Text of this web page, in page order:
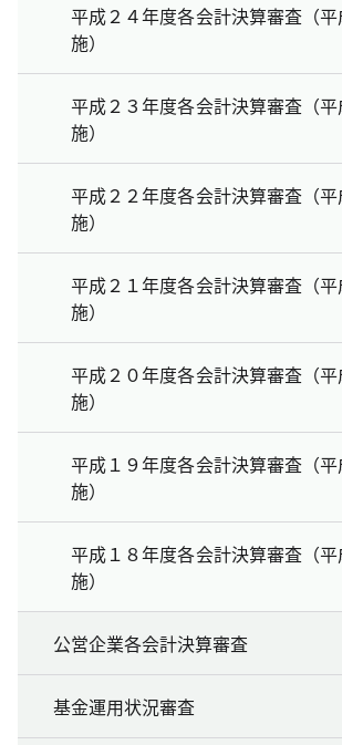
平成２４年度各会計決算審査（
施）
平成２３年度各会計決算審査（
施）
平成２２年度各会計決算審査（
施）
平成２１年度各会計決算審査（
施）
平成２０年度各会計決算審査（
施）
平成１９年度各会計決算審査（
施）
平成１８年度各会計決算審査（
施）
公営企業各会計決算審査
基金運用状況審査